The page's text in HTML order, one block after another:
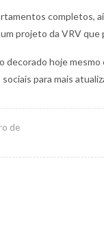
completos,
projeto da VRV que
decorado hoje
para mais
de